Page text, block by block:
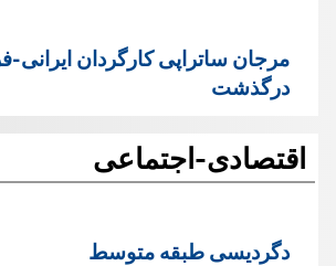
مرجان ساتراپی کارگردان
درگذشت
اقتصادی-اجتماعی
دگردیسی طبقه متوسط